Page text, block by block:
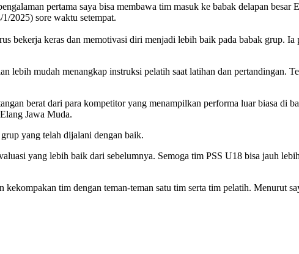
pertama saya bisa membawa tim masuk ke babak delapan
2025) sore waktu setempat.
bekerja keras dan memotivasi diri menjadi lebih baik pada babak grup.
lebih mudah menangkap instruksi pelatih saat latihan dan pertandingan.
berat dari para kompetitor yang menampilkan performa luar biasa di
Jawa Muda.
yang telah dijalani dengan baik.
yang lebih baik dari sebelumnya. Semoga tim PSS U18 bisa jauh
tim dengan teman-teman satu tim serta tim pelatih. Menurut